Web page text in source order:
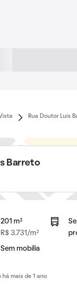
Rua Doutor Luís
Barreto
201 m²
R$ 3.731/m²
Sem mobília
há mais de 1 ano